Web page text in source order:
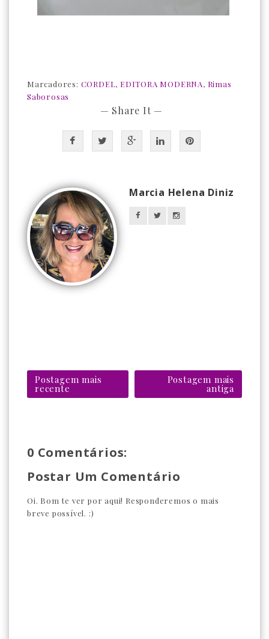
Marcadores: CORDEL, EDITORA MODERNA, Rimas
Saborosas
— Share It —
Marcia Helena Diniz
Postagem mais
recente
Postagem mais
antiga
0 Comentários:
Postar Um Comentário
Oi. Bom te ver por aqui! Responderemos o mais
breve possível. :)